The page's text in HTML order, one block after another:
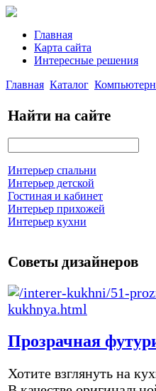
Главная
Карта сайта
Интересные решения
Главная Каталог
Найти на сайте
Интерьер спальни
Интерьер детской
Гостиная и кабинет
Интерьер прихожей
Интерьер кухни
Советы дизайнеров
Прозрачная
Хотите взглянуть на